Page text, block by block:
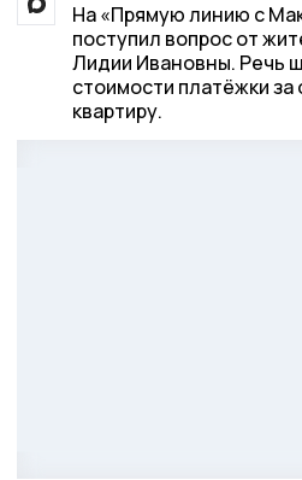
На «Прямую линию с
поступил вопрос от
Лидии Ивановны. Речь
стоимости платёжки
квартиру.